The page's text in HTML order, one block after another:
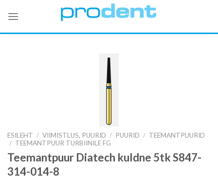
ESILEHT / VIIMISTLUS, PUURID / PUURID / TEEMANTPUURID
/ TEEMANTPUUR TURBIINILE FG
Teemantpuur Diatech kuldne 5tk S847-
314-014-8